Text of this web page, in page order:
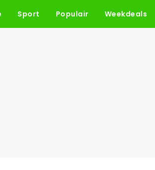
Sport Populair Weekdeals